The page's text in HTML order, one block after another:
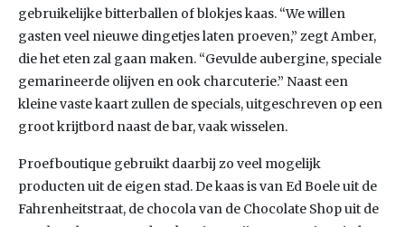
gebruikelijke bitterballen of blokjes kaas. “We willen
gasten veel nieuwe dingetjes laten proeven,” zegt Amber,
die het eten zal gaan maken. “Gevulde aubergine, speciale
gemarineerde olijven en ook charcuterie.” Naast een
kleine vaste kaart zullen de specials, uitgeschreven op een
groot krijtbord naast de bar, vaak wisselen.
Proefboutique gebruikt daarbij zo veel mogelijk
producten uit de eigen stad. De kaas is van Ed Boele uit de
Fahrenheitstraat, de chocola van de Chocolate Shop uit de